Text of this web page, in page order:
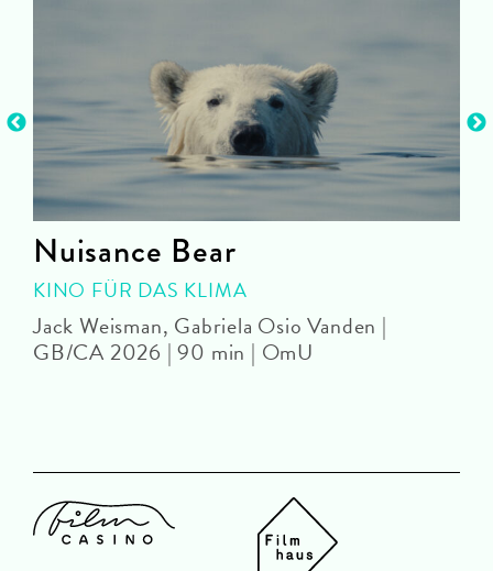
Nuisance Bear
KINO FÜR DAS KLIMA
Jack Weisman, Gabriela Osio Vanden |
GB/CA 2026 | 90 min | OmU